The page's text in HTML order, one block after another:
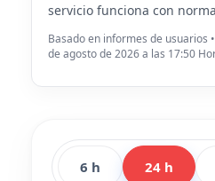
servicio funciona con
Basado en informes de usuarios
de agosto de 2026 a las 17:50
6 h 24 h